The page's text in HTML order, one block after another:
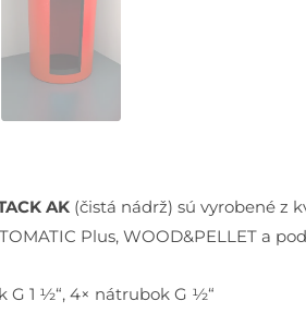
AK (čistá nádrž) sú vyrobené z
Plus, WOOD&PELLET a
G 1 ½“, 4× nátrubok G ½“